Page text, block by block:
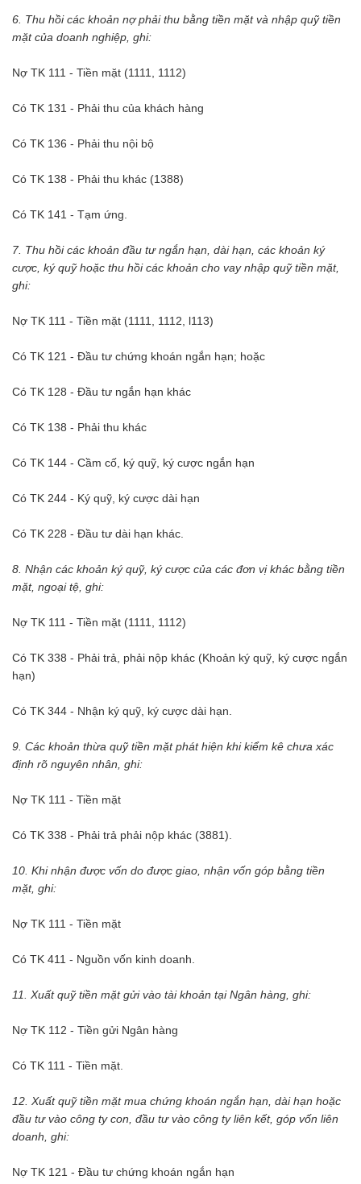
6. Thu hồi các khoản nợ phải thu bằng tiền mặt và nhập quỹ tiền
mặt của doanh nghiệp, ghi:
Nợ TK 111 - Tiền mặt (1111, 1112)
Có TK 131 - Phải thu của khách hàng
Có TK 136 - Phải thu nội bộ
Có TK 138 - Phải thu khác (1388)
Có TK 141 - Tạm ứng.
7. Thu hồi các khoản đầu tư ngắn hạn, dài hạn, các khoản ký
cược, ký quỹ hoặc thu hồi các khoản cho vay nhập quỹ tiền mặt,
ghi:
Nợ TK 111 - Tiền mặt (1111, 1112, l113)
Có TK 121 - Đầu tư chứng khoán ngắn hạn; hoặc
Có TK 128 - Đầu tư ngắn hạn khác
Có TK 138 - Phải thu khác
Có TK 144 - Cầm cố, ký quỹ, ký cược ngắn hạn
Có TK 244 - Ký quỹ, ký cược dài hạn
Có TK 228 - Đầu tư dài hạn khác.
8. Nhận các khoản ký quỹ, ký cược của các đơn vị khác bằng tiền
mặt, ngoại tệ, ghi:
Nợ TK 111 - Tiền mặt (1111, 1112)
Có TK 338 - Phải trả, phải nộp khác (Khoản ký quỹ, ký cược ngắn
hạn)
Có TK 344 - Nhận ký quỹ, ký cược dài hạn.
9. Các khoản thừa quỹ tiền mặt phát hiện khi kiểm kê chưa xác
định rõ nguyên nhân, ghi:
Nợ TK 111 - Tiền mặt
Có TK 338 - Phải trả phải nộp khác (3881).
10. Khi nhận được vốn do được giao, nhận vốn góp bằng tiền
mặt, ghi:
Nợ TK 111 - Tiền mặt
Có TK 411 - Nguồn vốn kinh doanh.
11. Xuất quỹ tiền mặt gửi vào tài khoản tại Ngân hàng, ghi:
Nợ TK 112 - Tiền gửi Ngân hàng
Có TK 111 - Tiền mặt.
12. Xuất quỹ tiền mặt mua chứng khoán ngắn hạn, dài hạn hoặc
đầu tư vào công ty con, đầu tư vào công ty liên kết, góp vốn liên
doanh, ghi:
Nợ TK 121 - Đầu tư chứng khoán ngắn hạn